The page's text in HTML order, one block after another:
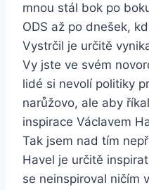
mnou stál bok po
ODS až po dnešek,
Vystrčil je určitě
Vy jste ve svém
lidé si nevolí politiky
narůžovo, ale aby
inspirace Václavem
Tak jsem nad tím
Havel je určitě
se neinspiroval ničím